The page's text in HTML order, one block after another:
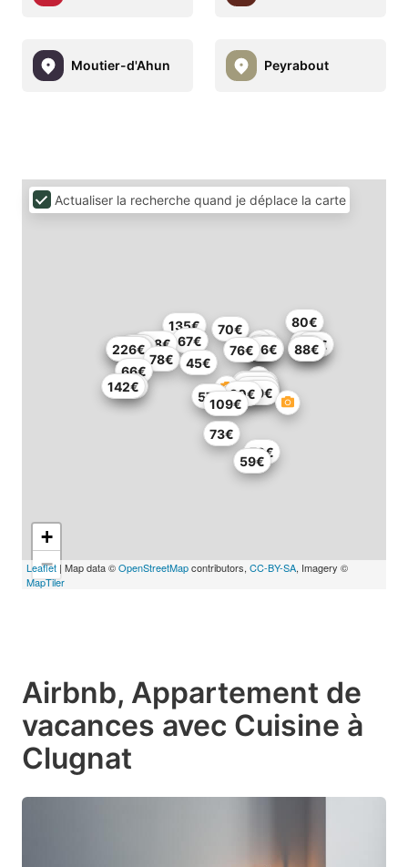
Moutier-d'Ahun Peyrabout
209€
109€
76€
150€
90€
56€
67€
80€
72€
88€
99€
62€
65€
73€
57€
46€
108€
204€
142€
78€
70€
67€
66€
45€
135€
226€
59€
109€
79€
59€
+
−
Leaflet | Map data ©OpenStreetMapcontributors, CC-BY-SA, Imagery ©
MapTiler
Actualiser la recherche quand je déplace la carte
Airbnb, Appartement de
vacances avec Cuisine à
Clugnat